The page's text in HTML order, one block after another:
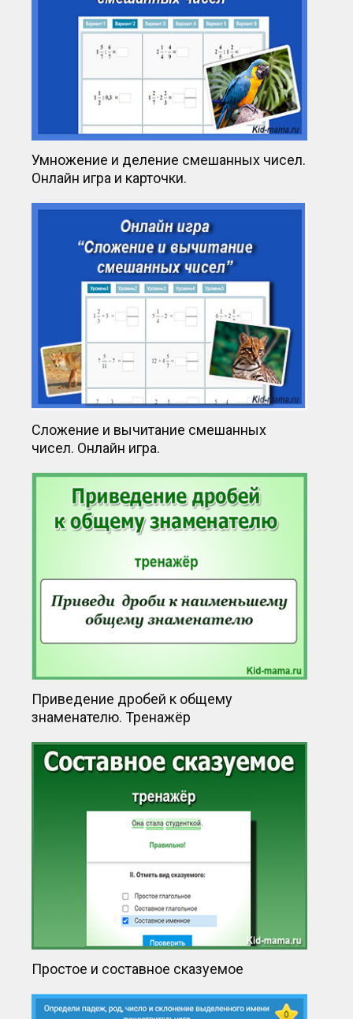
Умножение и деление смешанных чисел.
Онлайн игра и карточки.
Сложение и вычитание смешанных
чисел. Онлайн игра.
Приведение дробей к общему
знаменателю. Тренажёр
Простое и составное сказуемое